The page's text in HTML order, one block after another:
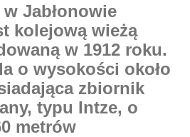
Jabłonowie
kolejową wieżą
w 1912 roku.
o wysokości około
zbiornik
typu Intze, o
metrów